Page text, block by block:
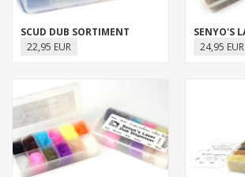
SCUD DUB SORTIMENT
22,95 EUR
24,95 EUR